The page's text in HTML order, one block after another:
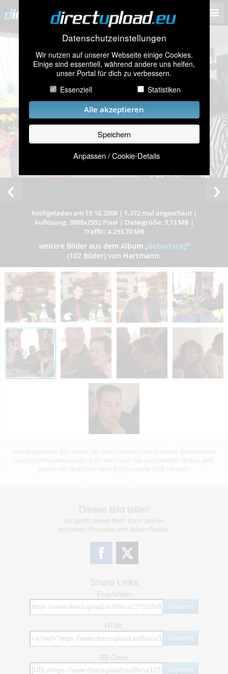
Datenschutzeinstellungen
Wir nutzen auf unserer Webseite einige Cookies.
Einige sind essentiell, während andere uns helfen,
unser Portal für dich zu verbessern.
Essenziell
Statistiken
Alle akzeptieren
Speichern
Anpassen / Cookie-Details
hochgeladen am 19.10.2008| 1.372 mal angeschaut|
Auflösung: 3888x2592 Pixel | Dateigröße: 3,13 MB |
Traffic: 4.293,70 MB
weitere Bilder aus dem Album „Geburtstag”
(107 Bilder) von Hartmann:
jedoch bei Verstößen nach §2(3) unserer AGB handeln.
Dieses Bild teilen
Dir gefällt dieses Bild? Dann teile es
mit deinen Freunden und deiner Familie.
Share Links
Empfohlen
kopieren
HTML
kopieren
BB Code
kopieren